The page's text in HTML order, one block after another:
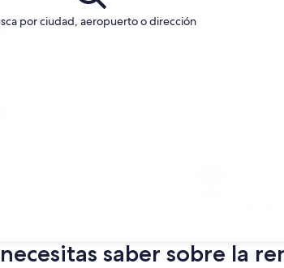
por ciudad, aeropuerto o dirección
por conductor joven o adulto mayor.
rentas
Ver
saber sobre la